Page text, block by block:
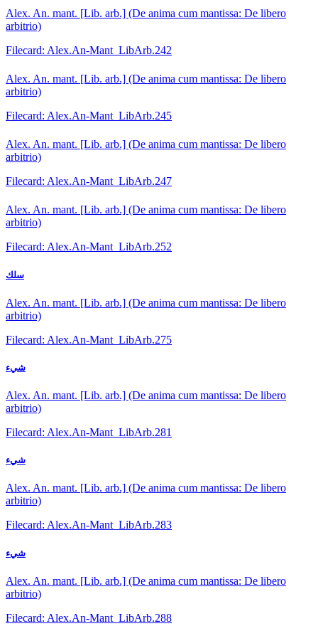
Alex. An. mant. [Lib. arb.] (De anima cum mantissa: De libero
arbitrio)
Filecard: Alex.An-Mant_LibArb.242
Alex. An. mant. [Lib. arb.] (De anima cum mantissa: De libero
arbitrio)
Filecard: Alex.An-Mant_LibArb.245
Alex. An. mant. [Lib. arb.] (De anima cum mantissa: De libero
arbitrio)
Filecard: Alex.An-Mant_LibArb.247
Alex. An. mant. [Lib. arb.] (De anima cum mantissa: De libero
arbitrio)
Filecard: Alex.An-Mant_LibArb.252
سلك
Alex. An. mant. [Lib. arb.] (De anima cum mantissa: De libero
arbitrio)
Filecard: Alex.An-Mant_LibArb.275
شيء
Alex. An. mant. [Lib. arb.] (De anima cum mantissa: De libero
arbitrio)
Filecard: Alex.An-Mant_LibArb.281
شيء
Alex. An. mant. [Lib. arb.] (De anima cum mantissa: De libero
arbitrio)
Filecard: Alex.An-Mant_LibArb.283
شيء
Alex. An. mant. [Lib. arb.] (De anima cum mantissa: De libero
arbitrio)
Filecard: Alex.An-Mant_LibArb.288